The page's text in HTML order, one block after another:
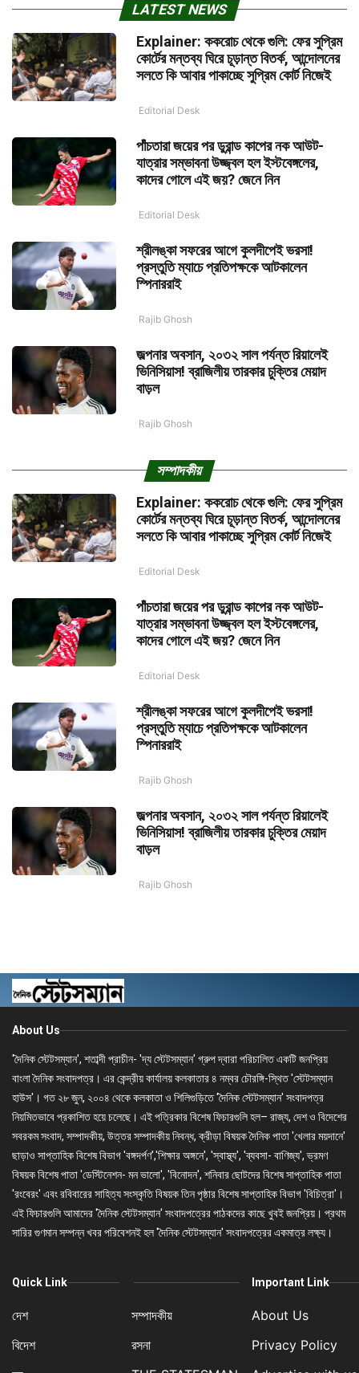
LATEST NEWS
Explainer: ককরোচ থেকে গুলি: ফের সুপ্রিম
কোর্টের মন্তব্য ঘিরে চূড়ান্ত বিতর্ক, আন্দোলনের
সলতে কি আবার পাকাচ্ছে সুপ্রিম কোর্ট নিজেই
Editorial Desk
পাঁচতারা জয়ের পর ডুরান্ড কাপের নক আউট-
যাত্রার সম্ভাবনা উজ্জ্বল হল ইস্টবেঙ্গলের,
কাদের গোলে এই জয়? জেনে নিন
Editorial Desk
শ্রীলঙ্কা সফরের আগে কুলদীপেই ভরসা!
প্রস্তুতি ম্যাচে প্রতিপক্ষকে আটকালেন
স্পিনাররাই
Rajib Ghosh
জল্পনার অবসান, ২০৩২ সাল পর্যন্ত রিয়ালেই
ভিনিসিয়াস! ব্রাজিলীয় তারকার চুক্তির মেয়াদ
বাড়ল
Rajib Ghosh
সম্পাদকীয়
Explainer: ককরোচ থেকে গুলি: ফের সুপ্রিম
কোর্টের মন্তব্য ঘিরে চূড়ান্ত বিতর্ক, আন্দোলনের
সলতে কি আবার পাকাচ্ছে সুপ্রিম কোর্ট নিজেই
Editorial Desk
পাঁচতারা জয়ের পর ডুরান্ড কাপের নক আউট-
যাত্রার সম্ভাবনা উজ্জ্বল হল ইস্টবেঙ্গলের,
কাদের গোলে এই জয়? জেনে নিন
Editorial Desk
শ্রীলঙ্কা সফরের আগে কুলদীপেই ভরসা!
প্রস্তুতি ম্যাচে প্রতিপক্ষকে আটকালেন
স্পিনাররাই
Rajib Ghosh
জল্পনার অবসান, ২০৩২ সাল পর্যন্ত রিয়ালেই
ভিনিসিয়াস! ব্রাজিলীয় তারকার চুক্তির মেয়াদ
বাড়ল
Rajib Ghosh
About Us
'দৈনিক স্টেটসম্যান', শতাব্দী প্রাচীন- 'দ্য স্টেটসম্যান' গ্রুপ দ্বারা পরিচালিত একটি জনপ্রিয়
বাংলা দৈনিক সংবাদপত্র। এর কেন্দ্রীয় কার্যালয় কলকাতার ৪ নম্বর চৌরঙ্গি-স্থিত 'স্টেটসম্যান
হাউস'। গত ২৮ জুন, ২০০৪ থেকে কলকাতা ও শিলিগুড়িতে 'দৈনিক স্টেটসম্যান' সংবাদপত্র
নিয়মিতভাবে প্রকাশিত হয়ে চলেছে। এই পত্রিকার বিশেষ ফিচারগুলি হল– রাজ্য, দেশ ও বিদেশের
সবরকম সংবাদ, সম্পাদকীয়, উত্তর সম্পাদকীয় নিবন্ধ, ক্রীড়া বিষয়ক দৈনিক পাতা 'খেলার ময়দানে'
ছাড়াও সাপ্তাহিক বিশেষ বিভাগ 'বঙ্গদর্পণ','শিক্ষার অঙ্গনে', 'স্বাস্থ্য', 'ব্যবসা- বাণিজ্য', ভ্রমণ
বিষয়ক বিশেষ পাতা 'ডেস্টিনেশন- মন ভালো', 'বিনোদন', শনিবার ছোটদের বিশেষ সাপ্তাহিক পাতা
'রংবেরং' এবং রবিবারের সাহিত্য সংস্কৃতি বিষয়ক তিন পৃষ্ঠার বিশেষ সাপ্তাহিক বিভাগ 'বিচিত্রা'।
এই ফিচারগুলি আমাদের 'দৈনিক স্টেটসম্যান' সংবাদপত্রের পাঠকদের কাছে খুবই জনপ্রিয়। প্রথম
সারির গুণমান সম্পন্ন খবর পরিবেশনই হল 'দৈনিক স্টেটসম্যান' সংবাদপত্রের একমাত্র লক্ষ্য।
Quick Link
দেশ
বিদেশ
সম্পাদকীয়
রসনা
Important Link
About Us
Privacy Policy